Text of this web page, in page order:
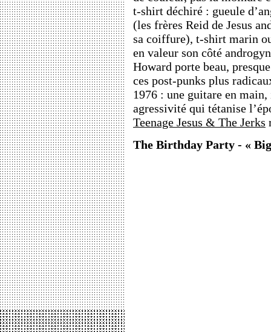
t-shirt déchiré : gueule
(les frères Reid de Jesus
sa coiffure), t-shirt marin
en valeur son côté
Howard porte beau,
ces post-punks plus
1976 : une guitare en
agressivité qui tétanise
Teenage Jesus & The Jerks
The Birthday Party - «